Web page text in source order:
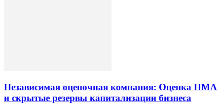
Независимая оценочная компания: Оценка НМА
и скрытые резервы капитализации бизнеса